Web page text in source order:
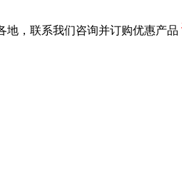
地，联系我们咨询并订购优惠产品